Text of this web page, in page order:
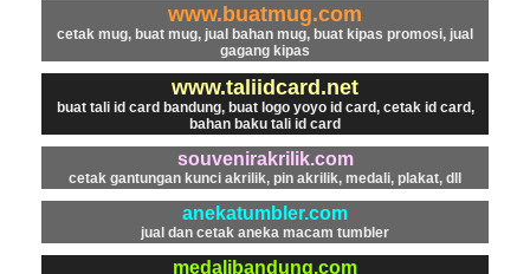
www.buatmug.com
cetak mug, buat mug, jual bahan mug, buat kipas promosi, jual
gagang kipas
www.taliidcard.net
buat tali id card bandung, buat logo yoyo id card, cetak id card,
bahan baku tali id card
souvenirakrilik.com
cetak gantungan kunci akrilik, pin akrilik, medali, plakat, dll
anekatumbler.com
jual dan cetak aneka macam tumbler
medalibandung.com